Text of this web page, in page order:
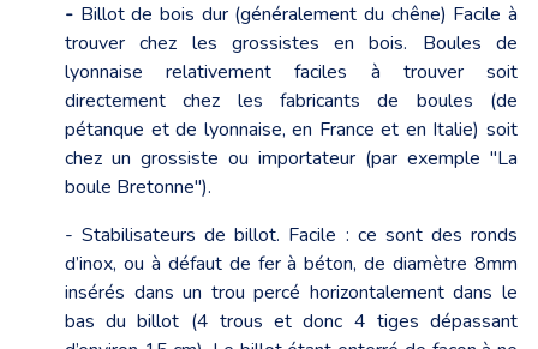
- Billot de bois dur (généralement du chêne) Facile à
trouver chez les grossistes en bois. Boules de
lyonnaise relativement faciles à trouver soit
directement chez les fabricants de boules (de
pétanque et de lyonnaise, en France et en Italie) soit
chez un grossiste ou importateur (par exemple "La
boule Bretonne").
- Stabilisateurs de billot. Facile : ce sont des ronds
d’inox, ou à défaut de fer à béton, de diamètre 8mm
insérés dans un trou percé horizontalement dans le
bas du billot (4 trous et donc 4 tiges dépassant